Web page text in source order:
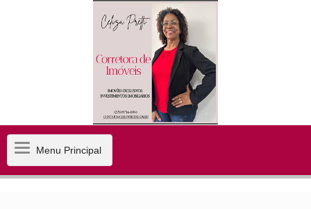
MenuMenu Principal